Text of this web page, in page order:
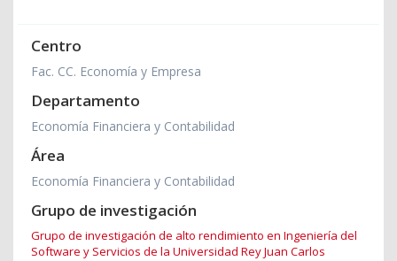
Centro
Fac. CC. Economía y Empresa
Departamento
Economía Financiera y Contabilidad
Área
Economía Financiera y Contabilidad
Grupo de investigación
Grupo de investigación de alto rendimiento en Ingeniería del
Software y Servicios de la Universidad Rey Juan Carlos